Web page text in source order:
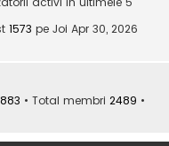
1573 pe Joi Apr 30, 2026
• Total membri 2489 •